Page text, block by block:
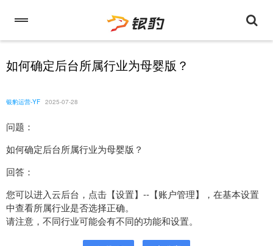
如何确定后台所属行业为母婴版？
银豹运营-YF 2025-07-28
问题：
如何确定后台所属行业为母婴版？
回答：
您可以进入云后台，点击【设置】--【账户管理】，在基本设置
中查看所属行业是否选择正确。
请注意，不同行业可能会有不同的功能和设置。